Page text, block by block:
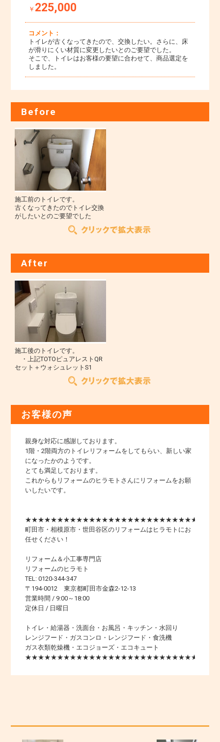
￥ 225,000
コメント：
トイレが古くなってきたので、交換したい。さらに、床
が滑りにくい材質に変更したいとのご要望でした。
そこで、トイレはお客様の要望に合わせて、商品選定を
しました。
Before
施工前のトイレです。
古くなってきたのでトイレ交換
がしたいとのご要望でした
After
施工後のトイレです。
・上記TOTOピュアレストQR
セット＋ウォシュレットS1
お客様の声
親身な対応に感謝しております。
1階・2階両方のトイレリフォームをしてもらい、新しい家
になったかのようです。
とても満足しております。
これからもリフォームのヒラモトさんにリフォームをお願
いしたいです。
町田市・相模原市・世田谷区のリフォームはヒラモトにお
任せください！
リフォーム＆小工事専門店
リフォームのヒラモト
TEL: 0120-344-347
〒194-0012 東京都町田市金森2-12-13
営業時間 / 9:00～18:00
定休日 / 日曜日
トイレ・給湯器・洗面台・お風呂・キッチン・水回り
レンジフード・ガスコンロ・レンジフード・食洗機
ガス衣類乾燥機・エコジョーズ・エコキュート